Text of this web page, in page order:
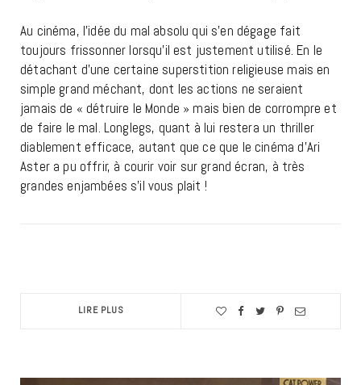
Au cinéma, l’idée du mal absolu qui s’en dégage fait
toujours frissonner lorsqu’il est justement utilisé. En le
détachant d’une certaine superstition religieuse mais en
simple grand méchant, dont les actions ne seraient
jamais de « détruire le Monde » mais bien de corrompre et
de faire le mal. Longlegs, quant à lui restera un thriller
diablement efficace, autant que ce que le cinéma d’Ari
Aster a pu offrir, à courir voir sur grand écran, à très
grandes enjambées s’il vous plait !
LIRE PLUS